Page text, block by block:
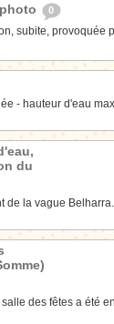
0
subite, provoquée
- hauteur d'eau
du
de la vague
des fêtes a été